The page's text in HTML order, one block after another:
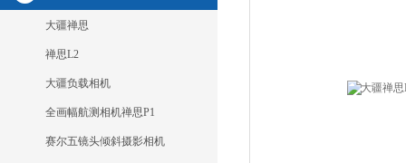
大疆禅思
禅思L2
大疆负载相机
全画幅航测相机禅思P1
赛尔五镜头倾斜摄影相机